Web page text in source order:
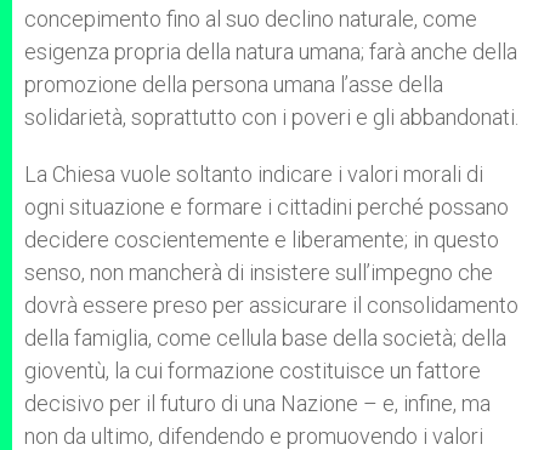
concepimento fino al suo declino naturale, come
esigenza propria della natura umana; farà anche della
promozione della persona umana l’asse della
solidarietà, soprattutto con i poveri e gli abbandonati.
La Chiesa vuole soltanto indicare i valori morali di
ogni situazione e formare i cittadini perché possano
decidere coscientemente e liberamente; in questo
senso, non mancherà di insistere sull’impegno che
dovrà essere preso per assicurare il consolidamento
della famiglia, come cellula base della società; della
gioventù, la cui formazione costituisce un fattore
decisivo per il futuro di una Nazione – e, infine, ma
non da ultimo, difendendo e promuovendo i valori